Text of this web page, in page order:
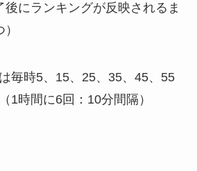
後にランキングが反映されるま
毎時5、15、25、35、45、55
1時間に6回：10分間隔）